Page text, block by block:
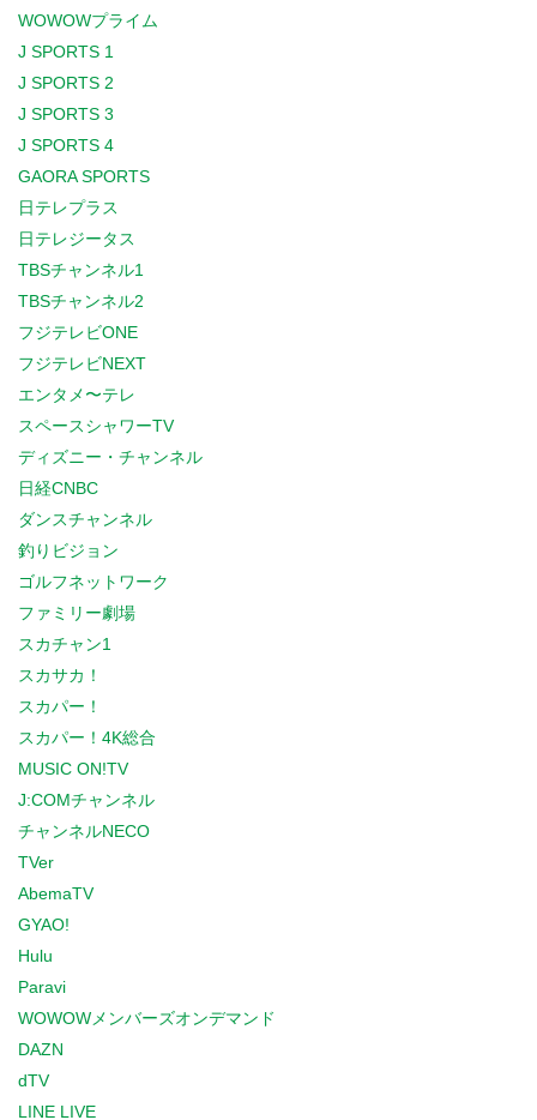
WOWOWプライム
J SPORTS 1
J SPORTS 2
J SPORTS 3
J SPORTS 4
GAORA SPORTS
日テレプラス
日テレジータス
TBSチャンネル1
TBSチャンネル2
フジテレビONE
フジテレビNEXT
エンタメ〜テレ
スペースシャワーTV
ディズニー・チャンネル
日経CNBC
ダンスチャンネル
釣りビジョン
ゴルフネットワーク
ファミリー劇場
スカチャン1
スカサカ！
スカパー！
スカパー！4K総合
MUSIC ON!TV
J:COMチャンネル
チャンネルNECO
TVer
AbemaTV
GYAO!
Hulu
Paravi
WOWOWメンバーズオンデマンド
DAZN
dTV
LINE LIVE